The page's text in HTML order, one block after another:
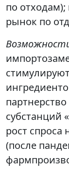
по
рынок по
субстанций
рост
(после